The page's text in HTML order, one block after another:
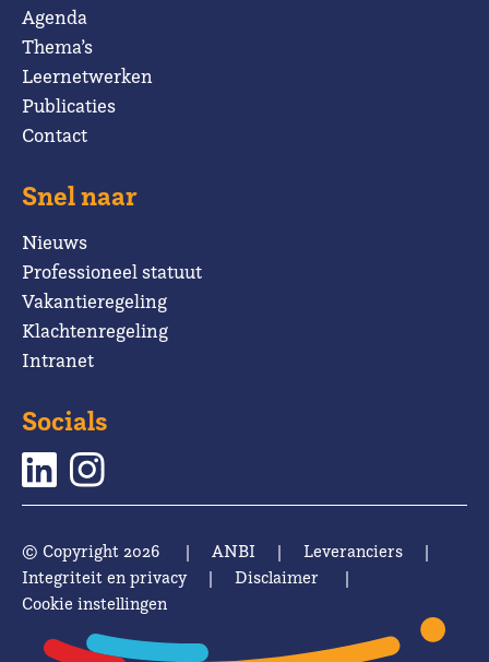
Agenda
Thema’s
Leernetwerken
Publicaties
Contact
Snel naar
Nieuws
Professioneel statuut
Vakantieregeling
Klachtenregeling
Intranet
Socials
© Copyright 2026 | ANBI | Leveranciers
|
Integriteit en privacy
| Disclaimer
|
Cookie instellingen